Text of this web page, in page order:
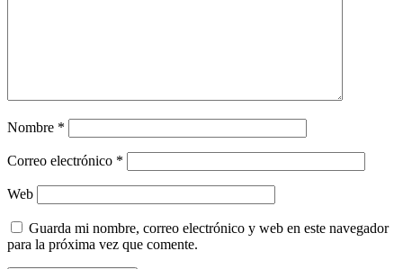
Nombre *
Correo electrónico *
Web
Guarda mi nombre, correo electrónico y web en este navegador
para la próxima vez que comente.